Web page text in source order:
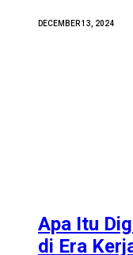
DECEMBER 13, 2024
Apa Itu
di Era